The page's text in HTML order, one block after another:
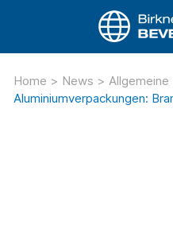
Home > News > Allgemeine
Aluminiumverpackungen: